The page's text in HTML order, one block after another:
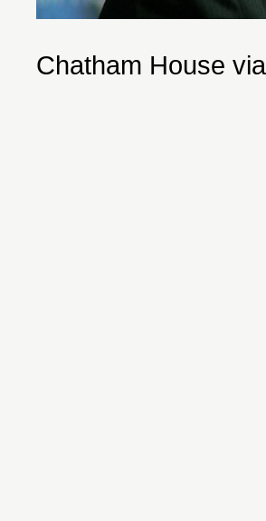
Chatham House